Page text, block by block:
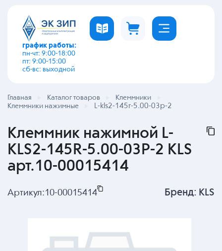
график работы:
пн-чт: 9:00-18:00
пт: 9:00-15:00
сб-вс: выходной
Главная Каталог товаров
Клеммники
Клеммники нажимные
L-kls2-145r-5.00-03p-2
Клеммник нажимной L-
KLS2-145R-5.00-03P-2 KLS
арт.10-00015414
Артикул:10-00015414 Бренд: KLS